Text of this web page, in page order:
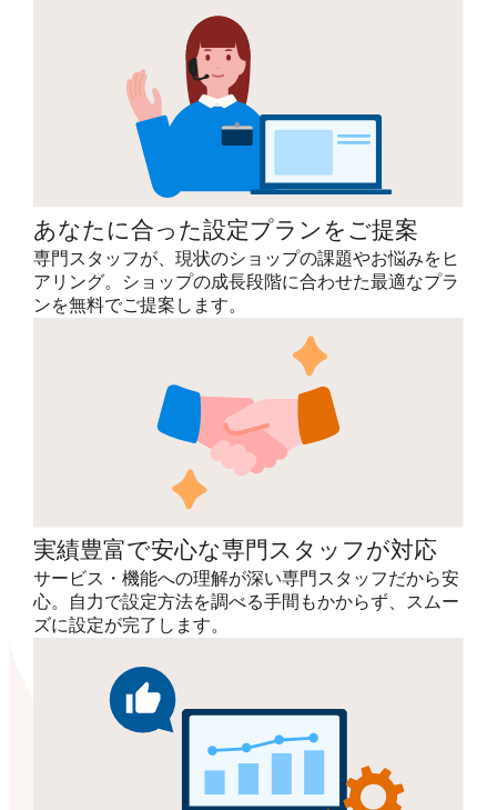
あなたに合った設定プランをご提案
専門スタッフが、現状のショップの課題やお悩みをヒ
アリング。ショップの成長段階に合わせた最適なプラ
ンを無料でご提案します。
実績豊富で安心な専門スタッフが対応
サービス・機能への理解が深い専門スタッフだから安
心。自力で設定方法を調べる手間もかからず、スムー
ズに設定が完了します。